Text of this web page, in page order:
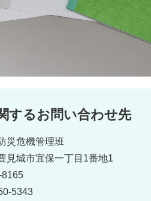
するお問い合わせ先
災危機管理班
見城市宜保一丁目1番地1
8165
5343